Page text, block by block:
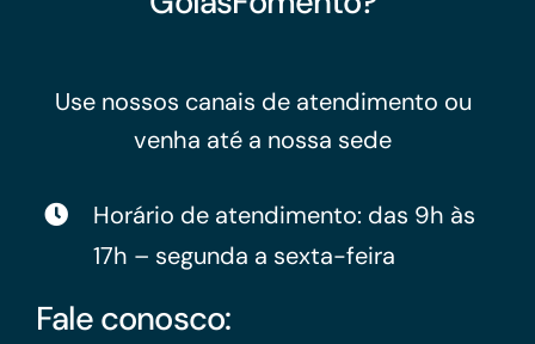
Use nossos canais de atendimento ou
venha até a nossa sede
Horário de atendimento: das 9h às
17h – segunda a sexta-feira
Fale conosco: